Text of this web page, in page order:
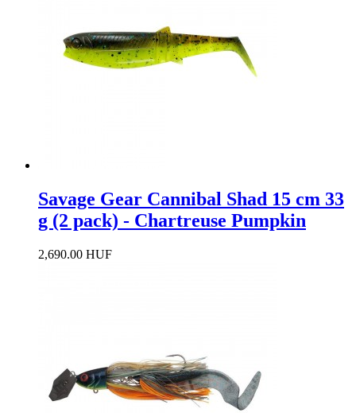
Savage Gear Cannibal Shad 15 cm 33
g (2 pack) - Chartreuse Pumpkin
2,690.00 HUF